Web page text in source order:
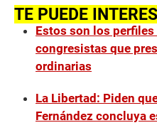
TE PUEDE
Estos son los
congresistas que
ordinarias
La Libertad: Piden
Fernández concluya